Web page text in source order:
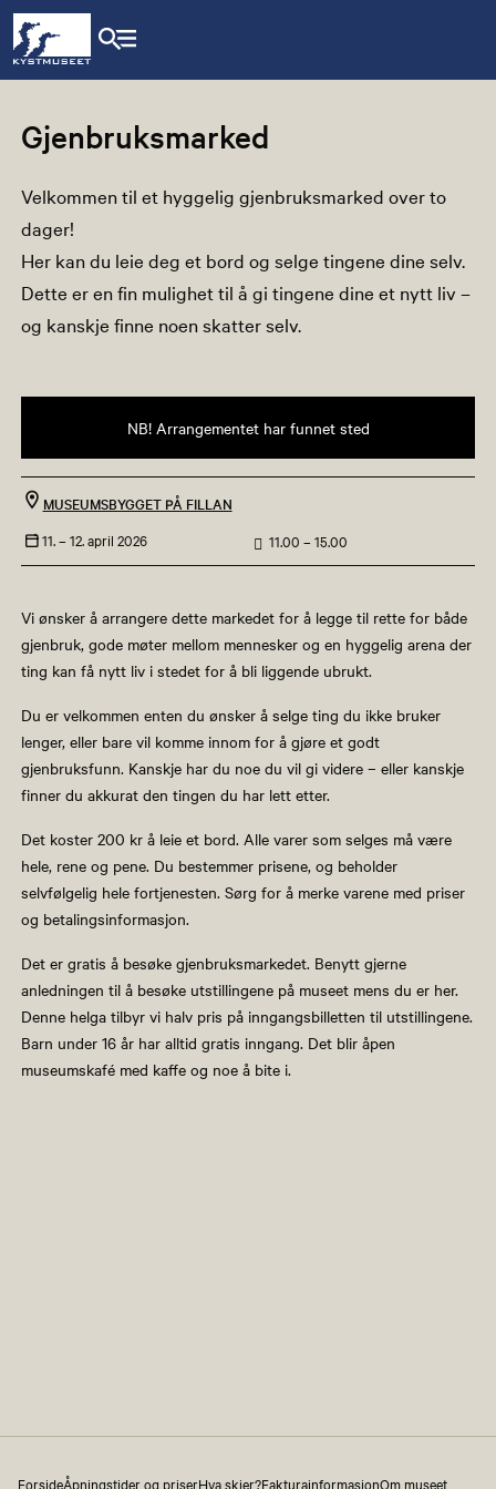
Gjenbruksmarked
Velkommen til et hyggelig gjenbruksmarked over to
dager!
Her kan du leie deg et bord og selge tingene dine selv.
Dette er en fin mulighet til å gi tingene dine et nytt liv –
og kanskje finne noen skatter selv.
NB! Arrangementet har funnet sted
MUSEUMSBYGGET PÅ FILLAN
11. – 12. april 2026 11.00 – 15.00
Vi ønsker å arrangere dette markedet for å legge til rette for både
gjenbruk, gode møter mellom mennesker og en hyggelig arena der
ting kan få nytt liv i stedet for å bli liggende ubrukt.
Du er velkommen enten du ønsker å selge ting du ikke bruker
lenger, eller bare vil komme innom for å gjøre et godt
gjenbruksfunn. Kanskje har du noe du vil gi videre – eller kanskje
finner du akkurat den tingen du har lett etter.
Det koster 200 kr å leie et bord. Alle varer som selges må være
hele, rene og pene. Du bestemmer prisene, og beholder
selvfølgelig hele fortjenesten. Sørg for å merke varene med priser
og betalingsinformasjon.
Det er gratis å besøke gjenbruksmarkedet. Benytt gjerne
anledningen til å besøke utstillingene på museet mens du er her.
Denne helga tilbyr vi halv pris på inngangsbilletten til utstillingene.
Barn under 16 år har alltid gratis inngang. Det blir åpen
museumskafé med kaffe og noe å bite i.
ForsideÅpningstider og priserHva skjer?FakturainformasjonOm museet